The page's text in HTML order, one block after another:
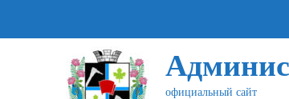
официальный сайт